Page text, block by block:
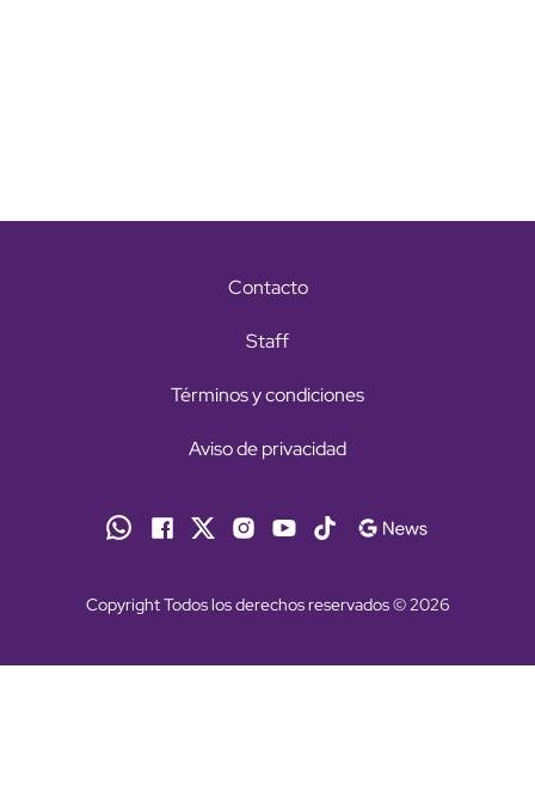
Contacto
Staff
Términos y condiciones
Aviso de privacidad
Copyright Todos los derechos reservados © 2026